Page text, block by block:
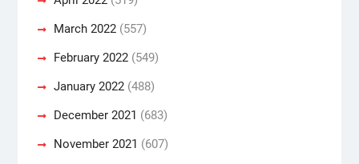
March 2022(557)
February 2022(549)
January 2022(488)
December 2021 (683)
November 2021 (607)